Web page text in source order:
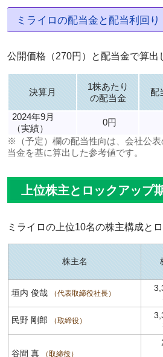
ミライロの配当金と配当利回り
公開価格（270円）と配当金で算出
決算月
1株あたり
の配当金
配
2024年9月
（実績）
0円
※（予定）欄の配当性向は、会社公
当金を基に算出した参考値です。
上位株主とロックアップ
ミライロの上位10名の株主構成と
株主名
垣内 俊哉 代表取締役社長
民野 剛郎 取締役
谷間 真 取締役